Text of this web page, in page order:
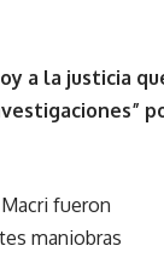
a la justicia
fueron
maniobras